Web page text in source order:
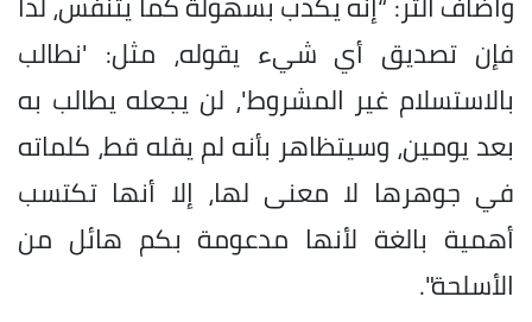
فإن تصديق أي شيء يقوله، مثل: 'نطالب
بالاستسلام غير المشروط'، لن يجعله يطالب به
بعد يومين، وسيتظاهر بأنه لم يقله قط، كلماته
في جوهرها لا معنى لها، إلا أنها تكتسب
أهمية بالغة لأنها مدعومة بكم هائل من
الأسلحة".